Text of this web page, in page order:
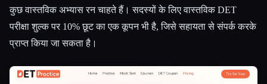
कुछ वास्तविक अभ्यास रन चाहते हैं। सदस्यों के लिए वास्तविक DET
परीक्षा शुल्क पर 10% छूट का एक कूपन भी है, जिसे सहायता से संपर्क करके
प्राप्त किया जा सकता है।